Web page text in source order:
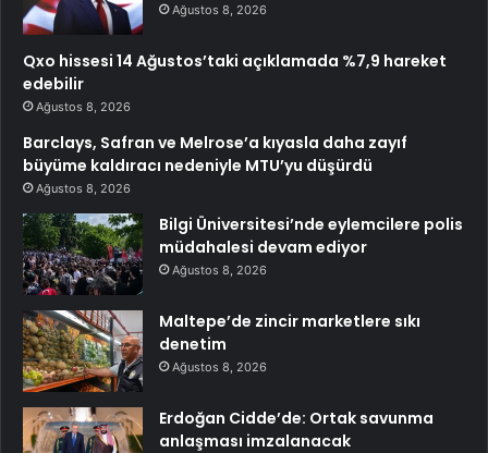
Ağustos 8, 2026
Qxo hissesi 14 Ağustos’taki açıklamada %7,9 hareket
edebilir
Ağustos 8, 2026
Barclays, Safran ve Melrose’a kıyasla daha zayıf
büyüme kaldıracı nedeniyle MTU’yu düşürdü
Ağustos 8, 2026
Bilgi Üniversitesi’nde eylemcilere polis
müdahalesi devam ediyor
Ağustos 8, 2026
Maltepe’de zincir marketlere sıkı
denetim
Ağustos 8, 2026
Erdoğan Cidde’de: Ortak savunma
anlaşması imzalanacak